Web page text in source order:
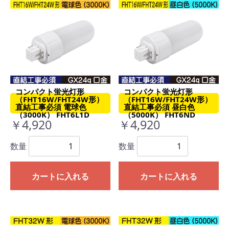
コンパクト蛍光灯形
（FHT16W/FHT24W形）
直結工事必須 電球色
（3000K） FHT6L1D
￥4,920
数量
カートに入れる
コンパクト蛍光灯形
（FHT16W/FHT24W形）
直結工事必須 昼白色
（5000K） FHT6ND
￥4,920
数量
カートに入れる